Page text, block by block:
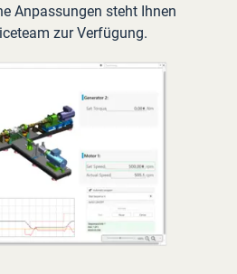
Anpassungen steht Ihnen
zur Verfügung.